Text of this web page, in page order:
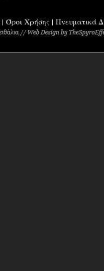
| Όροι Χρήσης | Πνευματικά